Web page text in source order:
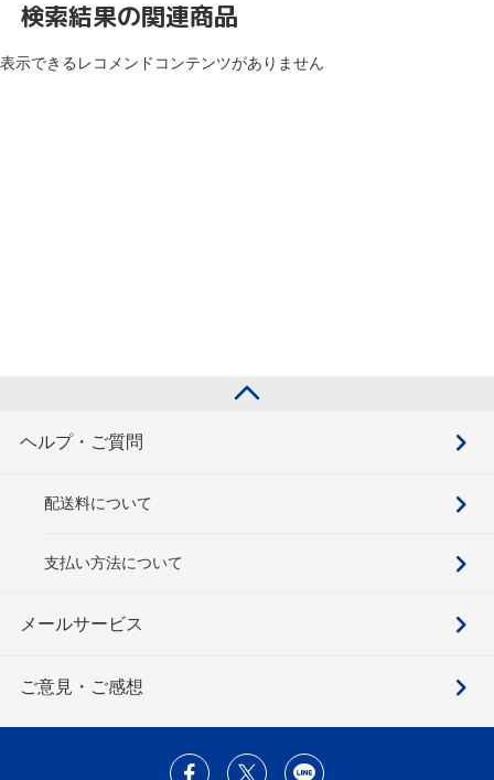
検索結果の関連商品
表示できるレコメンドコンテンツがありません
ヘルプ・ご質問
配送料について
支払い方法について
メールサービス
ご意見・ご感想